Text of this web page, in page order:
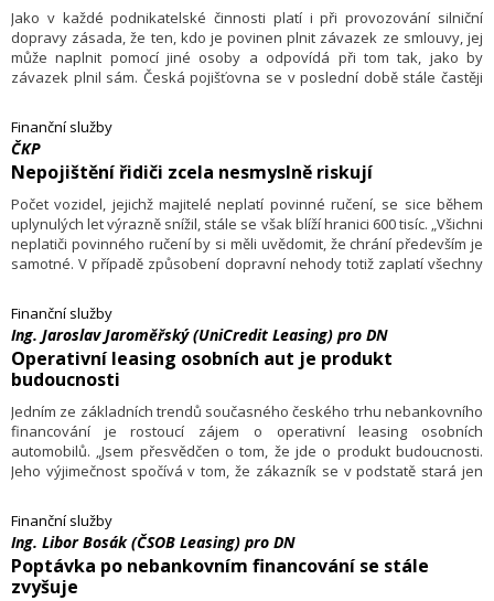
Jako v každé podnikatelské činnosti platí i při provozování silniční
dopravy zásada, že ten, kdo je povinen plnit závazek ze smlouvy, jej
může naplnit pomocí jiné osoby a odpovídá při tom tak, jako by
závazek plnil sám. Česká pojišťovna se v poslední době stále častěji
vydávajícími se za fungující dopravní společnosti, které si její klienti
najímají k realizaci přepravy.
Finanční služby
ČKP
Nepojištění řidiči zcela nesmyslně riskují
Počet vozidel, jejichž majitelé neplatí povinné ručení, se sice během
uplynulých let výrazně snížil, stále se však blíží hranici 600 tisíc. „Všichni
neplatiči povinného ručení by si měli uvědomit, že chrání především je
samotné. V případě způsobení dopravní nehody totiž zaplatí všechny
uvedl k tomu výkonný ředitel České kanceláře pojistitelů Jakub
Hradec.
Finanční služby
Ing. Jaroslav Jaroměřský (UniCredit Leasing) pro DN
Operativní leasing osobních aut je produkt
budoucnosti
Jedním ze základních trendů současného českého trhu nebankovního
financování je rostoucí zájem o operativní leasing osobních
automobilů. „Jsem přesvědčen o tom, že jde o produkt budoucnosti.
Jeho výjimečnost spočívá v tom, že zákazník se v podstatě stará jen
pro Dopravní noviny předseda představenstva a generální ředitel
společnosti UniCredit Leasing Jaroslav Jaroměřský.
Finanční služby
Ing. Libor Bosák (ČSOB Leasing) pro DN
Poptávka po nebankovním financování se stále
zvyšuje